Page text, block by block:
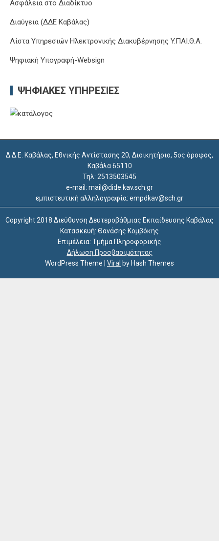
Ασφάλεια στο Διαδίκτυο
Διαύγεια (ΔΔΕ Καβάλας)
Λίστα Υπηρεσιών Ηλεκτρονικής Διακυβέρνησης Y.ΠΑΙ.Θ.Α.
Ψηφιακή Υπογραφή-Websign
ΨΗΦΙΑΚΈΣ ΥΠΗΡΕΣΊΕΣ
Δ.Δ.Ε. Καβάλας, Εθνικής Αντίστασης 20, Διοικητήριο, 5ος όροφος,
Καβάλα 65110
Τηλ: 2513503545
e-mail: mail@dide.kav.sch.gr
εμπιστευτική αλληλογραφία: empdkav@sch.gr
Copyright 2018 Διεύθυνση Δευτεροβάθμιας Εκπαίδευσης Καβάλας
Κατασκευή: Θανάσης Κομβόκης
Επιμέλεια: Τμήμα Πληροφορικής
Δήλωση Προσβασιμότητας
WordPress Theme
Viral by Hash Themes